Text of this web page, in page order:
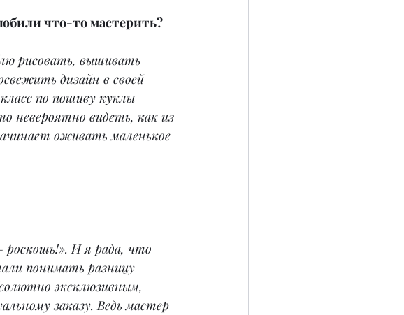
что-то мастерить?
рисовать, вышивать
дизайн в своей
по пошиву куклы
невероятно видеть, как из
оживать маленькое
И я рада, что
понимать разницу
эксклюзивным,
заказу. Ведь мастер